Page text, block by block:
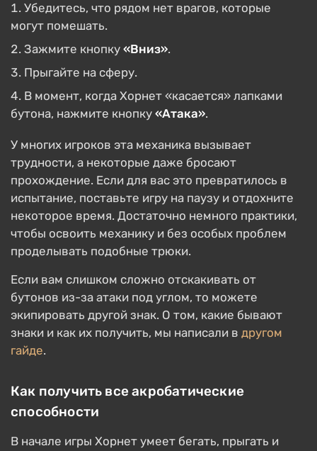
Убедитесь, что рядом нет врагов, которые
могут помешать.
Зажмите кнопку «Вниз».
Прыгайте на сферу.
В момент, когда Хорнет «касается» лапками
бутона, нажмите кнопку «Атака».
У многих игроков эта механика вызывает
трудности, а некоторые даже бросают
прохождение. Если для вас это превратилось в
испытание, поставьте игру на паузу и отдохните
некоторое время. Достаточно немного практики,
чтобы освоить механику и без особых проблем
проделывать подобные трюки.
Если вам слишком сложно отскакивать от
бутонов из-за атаки под углом, то можете
экипировать другой знак. О том, какие бывают
знаки и как их получить, мы написали в другом
гайде.
Как получить все акробатические
способности
В начале игры Хорнет умеет бегать, прыгать и